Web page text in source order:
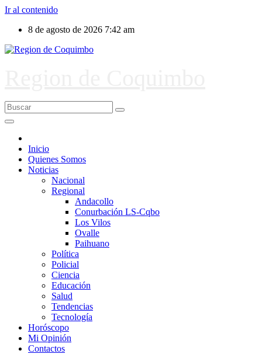
Ir al contenido
8 de agosto de 2026 7:42 am
Inicio
Quienes Somos
Noticias
Nacional
Regional
Andacollo
Conurbación LS-Cqbo
Los Vilos
Ovalle
Paihuano
Política
Policial
Ciencia
Educación
Salud
Tendencias
Tecnología
Horóscopo
Mi Opinión
Contactos